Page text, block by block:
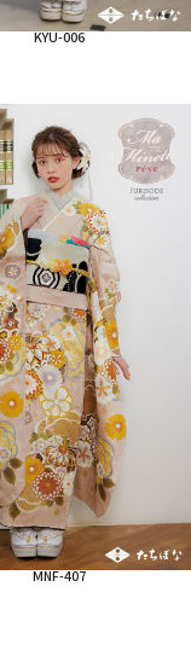
KYU-006
MNF-407